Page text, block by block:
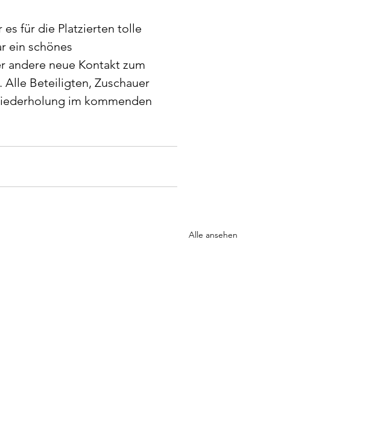
es für die Platzierten tolle
ein schönes
andere neue Kontakt zum
Alle Beteiligten, Zuschauer
im kommenden
Alle ansehen